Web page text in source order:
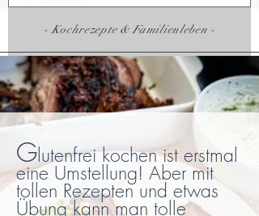
- Kochrezepte & Familienleben -
Glutenfrei kochen ist erstmal
eine Umstellung! Aber mit
tollen Rezepten und etwas
Übung kann man tolle